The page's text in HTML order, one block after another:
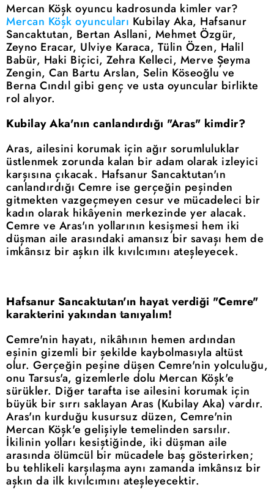
Mercan Köşk oyuncu kadrosunda kimler var?
Mercan Köşk oyuncuları Kubilay Aka, Hafsanur
Sancaktutan, Bertan Asllani, Mehmet Özgür,
Zeyno Eracar, Ulviye Karaca, Tülin Özen, Halil
Babür, Haki Biçici, Zehra Kelleci, Merve Şeyma
Zengin, Can Bartu Arslan, Selin Köseoğlu ve
Berna Cındıl gibi genç ve usta oyuncular birlikte
rol alıyor.
Kubilay Aka'nın canlandırdığı "Aras" kimdir?
Aras, ailesini korumak için ağır sorumluluklar
üstlenmek zorunda kalan bir adam olarak izleyici
karşısına çıkacak. Hafsanur Sancaktutan'ın
canlandırdığı Cemre ise gerçeğin peşinden
gitmekten vazgeçmeyen cesur ve mücadeleci bir
kadın olarak hikâyenin merkezinde yer alacak.
Cemre ve Aras'ın yollarının kesişmesi hem iki
düşman aile arasındaki amansız bir savaşı hem de
imkânsız bir aşkın ilk kıvılcımını ateşleyecek.
Hafsanur Sancaktutan'ın hayat verdiği "Cemre"
karakterini yakından tanıyalım!
Cemre'nin hayatı, nikâhının hemen ardından
eşinin gizemli bir şekilde kaybolmasıyla altüst
olur. Gerçeğin peşine düşen Cemre'nin yolculuğu,
onu Tarsus'a, gizemlerle dolu Mercan Köşk'e
sürükler. Diğer tarafta ise ailesini korumak için
büyük bir sırrı saklayan Aras (Kubilay Aka) vardır.
Aras'ın kurduğu kusursuz düzen, Cemre'nin
Mercan Köşk'e gelişiyle temelinden sarsılır.
İkilinin yolları kesiştiğinde, iki düşman aile
arasında ölümcül bir mücadele baş gösterirken;
bu tehlikeli karşılaşma aynı zamanda imkânsız bir
aşkın da ilk kıvılcımını ateşleyecektir.